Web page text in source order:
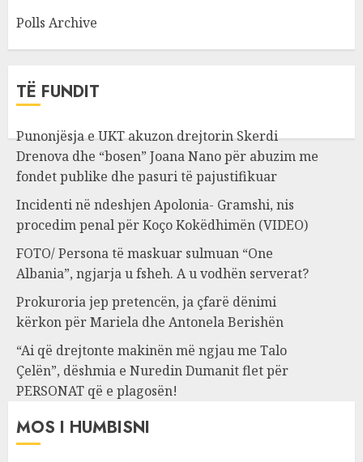
Polls Archive
TË FUNDIT
Punonjësja e UKT akuzon drejtorin Skerdi
Drenova dhe “bosen” Joana Nano për abuzim me
fondet publike dhe pasuri të pajustifikuar
Incidenti në ndeshjen Apolonia- Gramshi, nis
procedim penal për Koço Kokëdhimën (VIDEO)
FOTO/ Persona të maskuar sulmuan “One
Albania”, ngjarja u fsheh. A u vodhën serverat?
Prokuroria jep pretencën, ja çfarë dënimi
kërkon për Mariela dhe Antonela Berishën
“Ai që drejtonte makinën më ngjau me Talo
Çelën”, dëshmia e Nuredin Dumanit flet për
PERSONAT që e plagosën!
MOS I HUMBISNI